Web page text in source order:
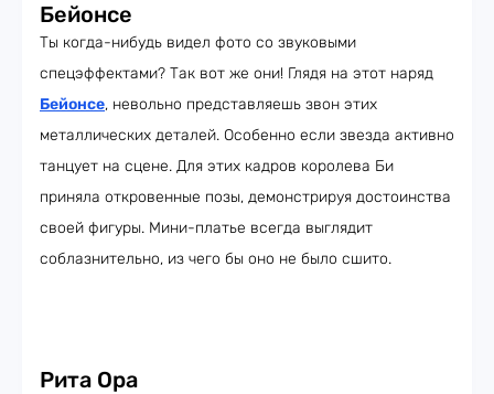
Бейонсе
Ты когда-нибудь видел фото со звуковыми
спецэффектами? Так вот же они! Глядя на этот наряд
Бейонсе, невольно представляешь звон этих
металлических деталей. Особенно если звезда активно
танцует на сцене. Для этих кадров королева Би
приняла откровенные позы, демонстрируя достоинства
своей фигуры. Мини-платье всегда выглядит
соблазнительно, из чего бы оно не было сшито.
Рита Ора